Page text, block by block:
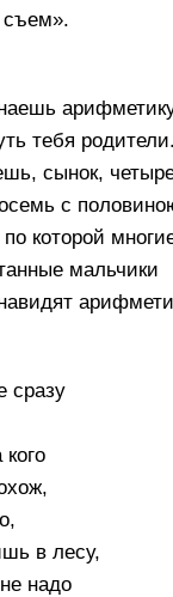
тебя родители.
сынок,
с
которой
мальчики
сразу
в лесу,
надо